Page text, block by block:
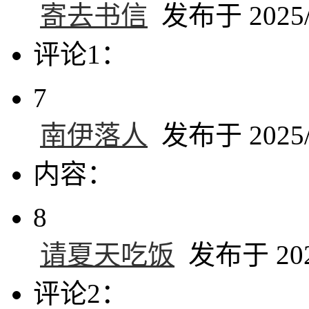
寄去书信 发布于
评论1：
7
南伊落人
发布于
内容：
8
请夏天吃饭 发布于
评论2：